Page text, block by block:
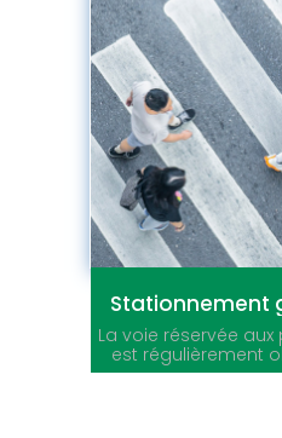
Stationnement
La voie réservée
est régulièrement